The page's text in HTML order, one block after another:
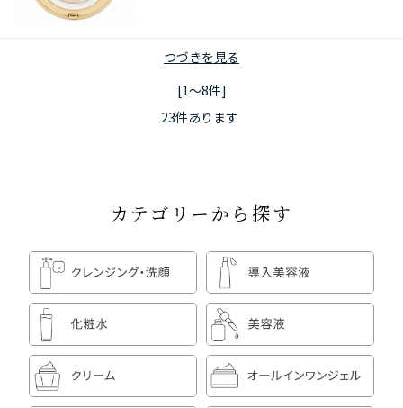
つづきを見る
[1～8件]
23件あります
カテゴリーから探す